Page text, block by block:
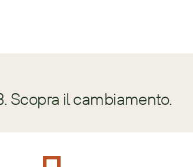
Scopra il cambiamento.